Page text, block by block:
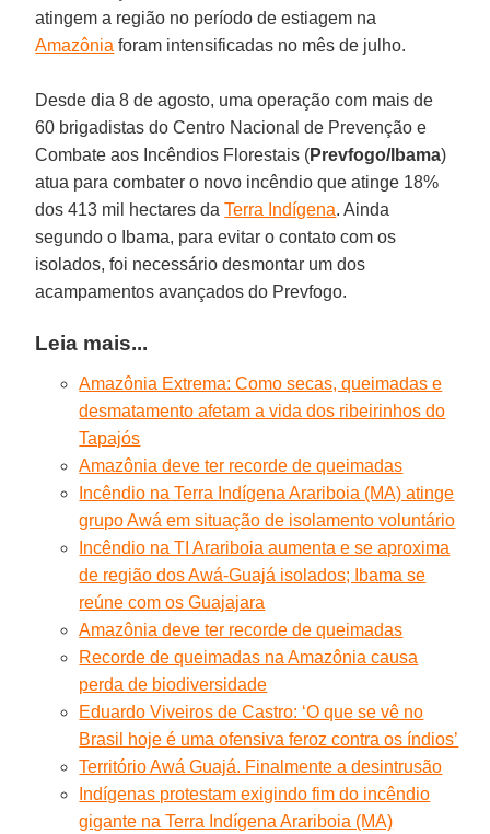
atingem a região no período de estiagem na
Amazônia foram intensificadas no mês de julho.
Desde dia 8 de agosto, uma operação com mais de
60 brigadistas do Centro Nacional de Prevenção e
Combate aos Incêndios Florestais (Prevfogo/Ibama)
atua para combater o novo incêndio que atinge 18%
dos 413 mil hectares daTerra Indígena. Ainda
segundo o Ibama, para evitar o contato com os
isolados, foi necessário desmontar um dos
acampamentos avançados do Prevfogo.
Leia mais...
Amazônia Extrema: Como secas, queimadas e
desmatamento afetam a vida dos ribeirinhos do
Tapajós
Amazônia deve ter recorde de queimadas
Incêndio na Terra Indígena Arariboia (MA) atinge
grupo Awá em situação de isolamento voluntário
Incêndio na TI Arariboia aumenta e se aproxima
de região dos Awá-Guajá isolados; Ibama se
reúne com os Guajajara
Amazônia deve ter recorde de queimadas
Recorde de queimadas na Amazônia causa
perda de biodiversidade
Eduardo Viveiros de Castro: ‘O que se vê no
Brasil hoje é uma ofensiva feroz contra os índios’
Território Awá Guajá. Finalmente a desintrusão
Indígenas protestam exigindo fim do incêndio
gigante na Terra Indígena Arariboia (MA)